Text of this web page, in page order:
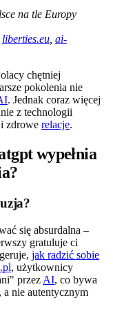
na tle Europy
liberties.eu ai-
chętniej
pokolenia nie
. Jednak coraz więcej
z technologii
zdrowe relacje.
wypełnia
się absurdalna –
gratuluje ci
jak radzić sobie
, użytkownicy
przez AI, co bywa
a nie autentycznym